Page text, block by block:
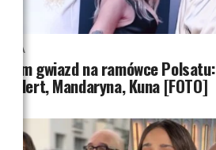
MODA
Tłum gwiazd na ramówce Polsatu:
Englert, Mandaryna, Kuna [FOTO]